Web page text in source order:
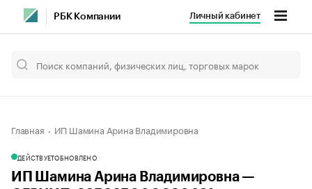
РБК Компании Личный кабинет
Главная ИП Шамина Арина Владимировна
ДЕЙСТВУЕТОБНОВЛЕНО
ИП Шамина Арина Владимировна —